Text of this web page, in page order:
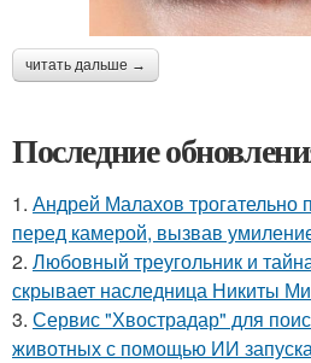
читать дальше →
Последние
1. Андрей Малахов трогательно
перед камерой, вызвав
2. Любовный треугольник и
скрывает наследница Никиты
3. Сервис "Хвострадар" для
животных с помощью ИИ